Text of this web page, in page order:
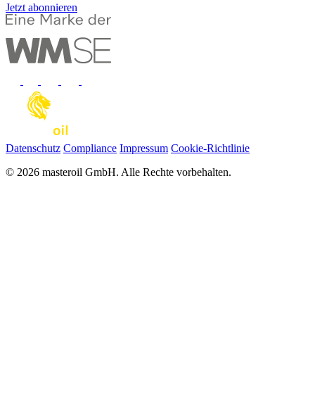
Jetzt abonnieren
Datenschutz Compliance Impressum Cookie-Richtlinie
© 2026 masteroil GmbH. Alle Rechte vorbehalten.